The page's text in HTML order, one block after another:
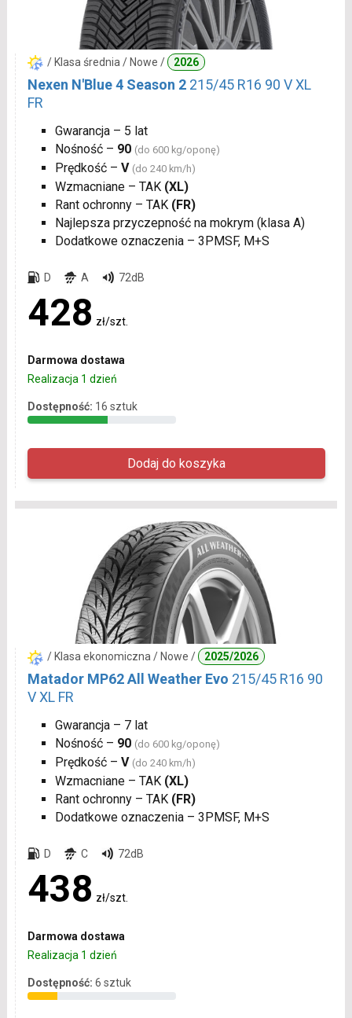
/ Klasa średnia / Nowe / 2026
Nexen N'Blue 4 Season 2 215/45 R16 90 V XL
FR
Gwarancja – 5 lat
Nośność – 90 (do 600 kg/oponę)
Prędkość – V (do 240 km/h)
Wzmacniane – TAK (XL)
Rant ochronny – TAK (FR)
Najlepsza przyczepność na mokrym (klasa A)
Dodatkowe oznaczenia – 3PMSF, M+S
D A 72dB
428 zł/szt.
Darmowa dostawa
Realizacja 1 dzień
Dostępność: 16 sztuk
/ Klasa ekonomiczna / Nowe / 2025/2026
Matador MP62 All Weather Evo 215/45 R16 90
V XL FR
Gwarancja – 7 lat
Nośność – 90 (do 600 kg/oponę)
Prędkość – V (do 240 km/h)
Wzmacniane – TAK (XL)
Rant ochronny – TAK (FR)
Dodatkowe oznaczenia – 3PMSF, M+S
D C 72dB
438 zł/szt.
Darmowa dostawa
Realizacja 1 dzień
Dostępność: 6 sztuk